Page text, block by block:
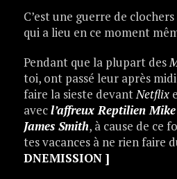
C’est une guerre de
qui a lieu en ce moment
Pendant que la plupart des
toi, ont passé leur après
faire la sieste devantNetflix
avecl’affreux Reptilien
James Smith, à cause de ce
tes vacances à ne rien faire
DNEMISSION ]